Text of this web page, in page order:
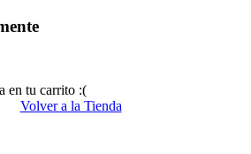
en tu carrito :(
Volver a la Tienda